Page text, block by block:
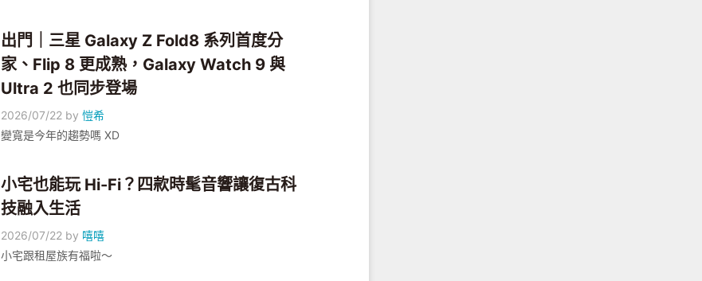
出門｜三星 Galaxy Z Fold8 系列首度分
家、Flip 8 更成熟，Galaxy Watch 9 與
Ultra 2 也同步登場
2026/07/22 by愷希
變寬是今年的趨勢嗎 XD
小宅也能玩 Hi-Fi？四款時髦音響讓復古科
技融入生活
2026/07/22 by 嘻嘻
小宅跟租屋族有福啦～